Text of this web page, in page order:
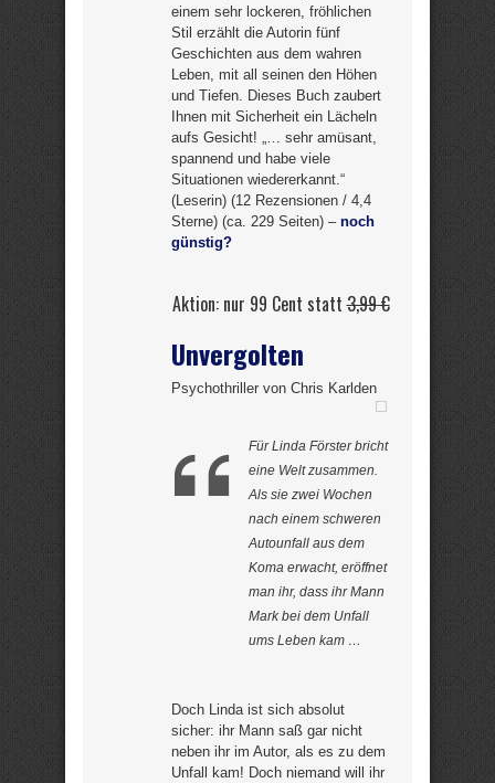
einem sehr lockeren, fröhlichen
Stil erzählt die Autorin fünf
Geschichten aus dem wahren
Leben, mit all seinen den Höhen
und Tiefen. Dieses Buch zaubert
Ihnen mit Sicherheit ein Lächeln
aufs Gesicht! „… sehr amüsant,
spannend und habe viele
Situationen wiedererkannt.“
(Leserin) (12 Rezensionen / 4,4
Sterne) (ca. 229 Seiten) – noch
günstig?
Aktion: nur 99 Cent statt3,99 €
Unvergolten
Psychothriller von Chris Karlden
Für Linda Förster bricht
eine Welt zusammen.
Als sie zwei Wochen
nach einem schweren
Autounfall aus dem
Koma erwacht, eröffnet
man ihr, dass ihr Mann
Mark bei dem Unfall
ums Leben kam …
Doch Linda ist sich absolut
sicher: ihr Mann saß gar nicht
neben ihr im Autor, als es zu dem
Unfall kam! Doch niemand will ihr